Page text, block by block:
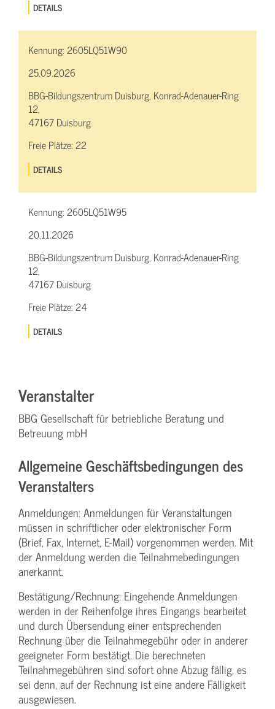
DETAILS
Kennung:2605LQ51W90
25.09.2026
BBG-Bildungszentrum Duisburg, Konrad-Adenauer-Ring
12,
47167 Duisburg
Freie Plätze:22
DETAILS
Kennung:2605LQ51W95
20.11.2026
BBG-Bildungszentrum Duisburg, Konrad-Adenauer-Ring
12,
47167 Duisburg
Freie Plätze:24
DETAILS
Veranstalter
BBG Gesellschaft für betriebliche Beratung und
Betreuung mbH
Allgemeine Geschäftsbedingungen des
Veranstalters
Anmeldungen: Anmeldungen für Veranstaltungen
müssen in schriftlicher oder elektronischer Form
(Brief, Fax, Internet, E-Mail) vorgenommen werden. Mit
der Anmeldung werden die Teilnahme­bedingungen
anerkannt.
Bestätigung­/Rechnung: Eingehende Anmeldungen
werden in der Reihenfolge ihres Eingangs bearbeitet
und durch Übersendung einer entsprechenden
Rechnung über die Teilnahmegebühr oder in anderer
geeigneter Form bestätigt. Die berechneten
Teilnahmegebühren sind sofort ohne Abzug fällig, es
sei denn, auf der Rechnung ist eine andere Fälligkeit
ausgewiesen.